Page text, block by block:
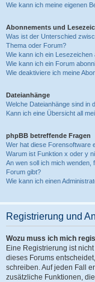
Wie kann ich meine eigenen
Abonnements und
Was ist der Unterschied
Thema oder Forum?
Wie kann ich ein
Wie kann ich ein Forum
Wie deaktiviere ich meine
Dateianhänge
Welche Dateianhänge sind in
Kann ich eine Übersicht all
phpBB betreffende Fragen
Wer hat diese Forensoftware
Warum ist Funktion x oder y
An wen soll ich mich wenden,
Forum gibt?
Wie kann ich einen
Registrierung und
Wozu muss ich mich
Eine Registrierung ist
dieses Forums
schreiben. Auf jeden Fall
zusätzliche Funktionen,